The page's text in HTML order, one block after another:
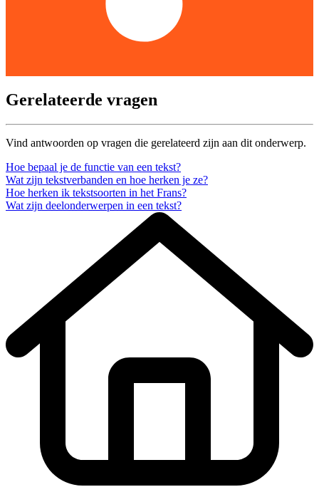
Gerelateerde vragen
Vind antwoorden op vragen die gerelateerd zijn aan dit onderwerp.
Hoe bepaal je de functie van een tekst?
Wat zijn tekstverbanden en hoe herken je ze?
Hoe herken ik tekstsoorten in het Frans?
Wat zijn deelonderwerpen in een tekst?